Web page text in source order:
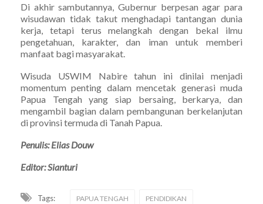
Di akhir sambutannya, Gubernur berpesan agar para
wisudawan tidak takut menghadapi tantangan dunia
kerja, tetapi terus melangkah dengan bekal ilmu
pengetahuan, karakter, dan iman untuk memberi
manfaat bagi masyarakat.
Wisuda USWIM Nabire tahun ini dinilai menjadi
momentum penting dalam mencetak generasi muda
Papua Tengah yang siap bersaing, berkarya, dan
mengambil bagian dalam pembangunan berkelanjutan
di provinsi termuda di Tanah Papua.
Penulis: Elias Douw
Editor: Sianturi
Tags: PAPUA TENGAH PENDIDIKAN